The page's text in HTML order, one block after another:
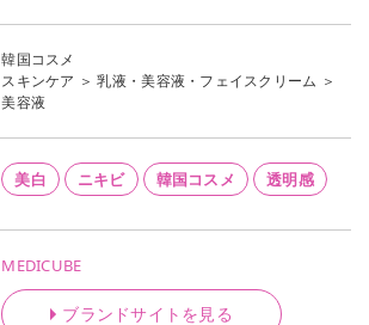
韓国コスメ
スキンケア ＞乳液・美容液・フェイスクリーム ＞
美容液
美白 ニキビ 韓国コスメ 透明感
MEDICUBE
ブランドサイトを見る